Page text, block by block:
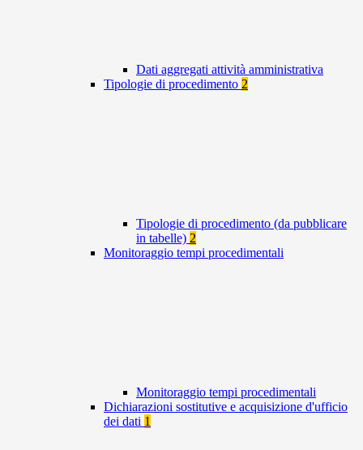
Dati aggregati attività amministrativa
Tipologie di procedimento 2
Tipologie di procedimento (da pubblicare
in tabelle) 2
Monitoraggio tempi procedimentali
Monitoraggio tempi procedimentali
Dichiarazioni sostitutive e acquisizione d'ufficio
dei dati 1